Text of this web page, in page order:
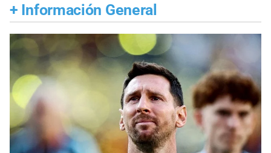
+ Información General